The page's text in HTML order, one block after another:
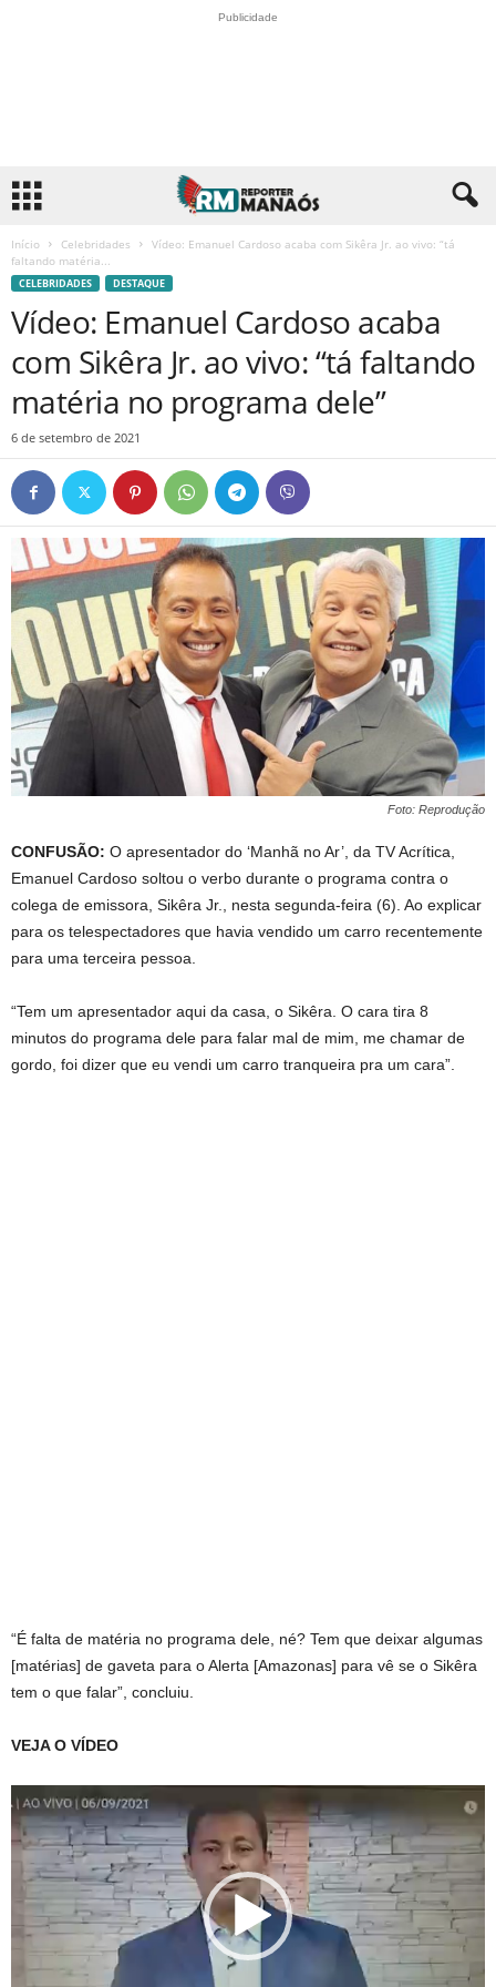
Publicidade
Início Celebridades
Vídeo: Emanuel Cardoso acaba com Sikêra Jr. ao vivo: “tá
faltando matéria...
CELEBRIDADES DESTAQUE
Vídeo: Emanuel Cardoso acaba
com Sikêra Jr. ao vivo: “tá faltando
matéria no programa dele”
6 de setembro de 2021
Foto: Reprodução
CONFUSÃO: O apresentador do ‘Manhã no Ar’, da TV Acrítica,
Emanuel Cardoso soltou o verbo durante o programa contra o
colega de emissora, Sikêra Jr., nesta segunda-feira (6). Ao explicar
para os telespectadores que havia vendido um carro recentemente
para uma terceira pessoa.
“Tem um apresentador aqui da casa, o Sikêra. O cara tira 8
minutos do programa dele para falar mal de mim, me chamar de
gordo, foi dizer que eu vendi um carro tranqueira pra um cara”.
“É falta de matéria no programa dele, né? Tem que deixar algumas
[matérias] de gaveta para o Alerta [Amazonas] para vê se o Sikêra
tem o que falar”, concluiu.
VEJA O VÍDEO
Tocador
de
vídeo